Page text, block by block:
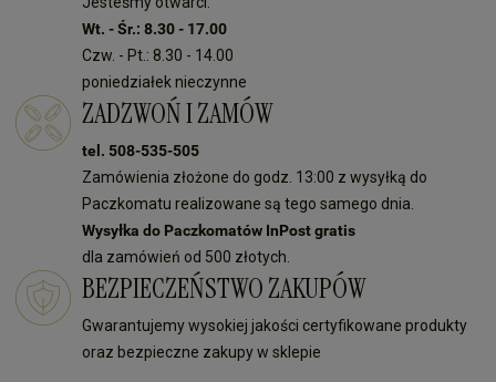
Wt. - Śr.: 8.30 - 17.00
Czw. - Pt.: 8.30 - 14.00
poniedziałek nieczynne
ZADZWOŃ I ZAMÓW
tel. 508-535-505
Zamówienia złożone do godz. 13:00 z wysyłką do
Paczkomatu realizowane są tego samego dnia.
Wysyłka do Paczkomatów InPost gratis
dla zamówień od 500 złotych.
BEZPIECZEŃSTWO ZAKUPÓW
Gwarantujemy wysokiej jakości certyfikowane produkty
oraz bezpieczne zakupy w sklepie